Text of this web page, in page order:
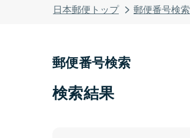
日本郵便トップ 郵便番号検索
郵便番号検索
検索結果